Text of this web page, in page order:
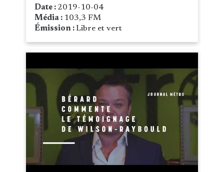
Date : 2019-10-04
Média : 103,3 FM
Émission : Libre et vert